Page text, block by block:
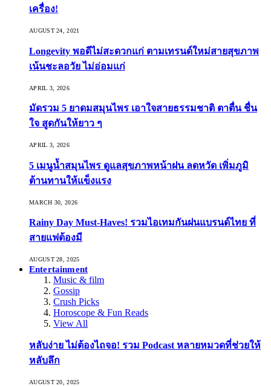
เครื่อง!
AUGUST 24, 2021
Longevity พอดีไม่สะดวกแก่ ตามเทรนด์ใหม่สายสุขภาพ
เน้นชะลอวัย ไม่อ่อมแก่
APRIL 3, 2026
มัดรวม 5 ยาดมสมุนไพร เอาใจสายธรรมชาติ ตาตื่น ชื่น
ใจ สูดกันให้ยาว ๆ
APRIL 3, 2026
5 เมนูน้ำสมุนไพร ดูแลสุขภาพหน้าฝน ลดหวัด เพิ่มภูมิ
ต้านทานให้แข็งแรง
MARCH 30, 2026
Rainy Day Must-Haves! รวมไอเทมกันฝนแบรนด์ไทย ที่
สายแฟต้องมี
AUGUST 28, 2025
Entertainment
Music & film
Gossip
Crush Picks
Horoscope & Fun Reads
View All
หลับง่าย ไม่ต้องไถจอ! รวม Podcast หลายหมวดที่ช่วยให้
หลับลึก
AUGUST 20, 2025